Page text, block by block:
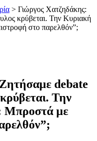
> Γιώργος Χατζηδάκης:
κρύβεται. Την Κυριακή
στο παρελθόν”;
debate
Την
Μπροστά με